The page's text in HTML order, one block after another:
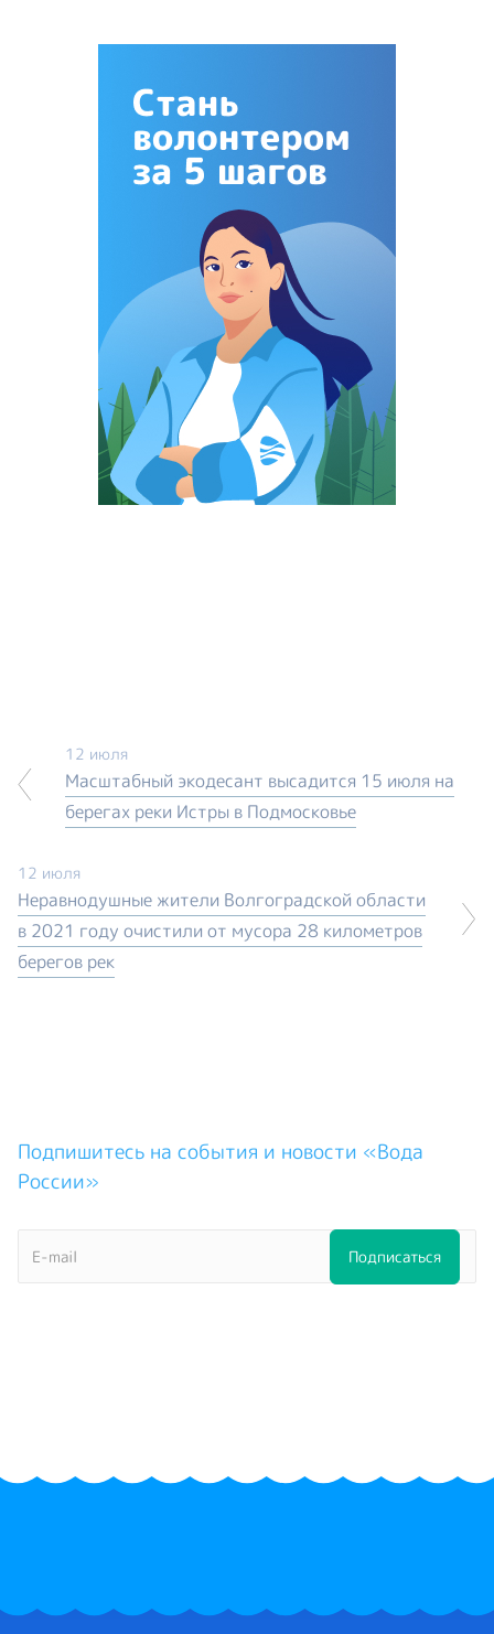
12 июля
Масштабный экодесант высадится 15 июля на
берегах реки Истры в Подмосковье
12 июля
Неравнодушные жители Волгоградской области
в 2021 году очистили от мусора 28 километров
берегов рек
Подпишитесь на события и новости «Вода
России»